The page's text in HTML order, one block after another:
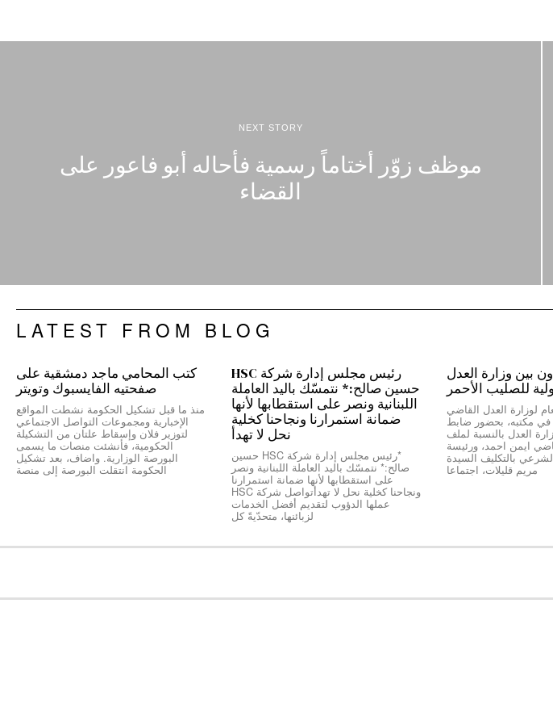
NEXT STORY
موظف زوّر أختاماً رسمية فأحاله أبو فاعور على
القضاء
LATEST FROM BLOG
بين وزارة العدل
للصليب الأحمر
لوزارة العدل القاضي
مكتبه، بحضور ضابط
العدل بالنسبة لملف
ايمن احمد، ورئيسة
بالتكليف السيدة
مريم قليلات، اجتماعا
رئيس مجلس إدارة شركة HSC
حسين صالح:* نتمسّك باليد العاملة
اللبنانية ونصر على استقطابها لأنها
ضمانة استمرارنا ونجاحنا كخلية
نحل لا تهدأ
*رئيس مجلس إدارة شركة HSC حسين
صالح:* نتمسّك باليد العاملة اللبنانية ونصر
على استقطابها لأنها ضمانة استمرارنا
ونجاحنا كخلية نحل لا تهدأتواصل شركة HSC
عملها الدؤوب لتقديم أفضل الخدمات
لزبائنها، متحدّيةً كل
كتب المحامي ماجد دمشقية على
صفحتيه الفايسبوك وتويتر
منذ ما قبل تشكيل الحكومة نشطت المواقع
الإخبارية ومجموعات التواصل الاجتماعي
لتوزير فلان وإسقاط علتان من التشكيلة
الحكومية، فأنشئت منصات ما يسمى
البورصة الوزارية. واضاف، بعد تشكيل
الحكومة انتقلت البورصة إلى منصة